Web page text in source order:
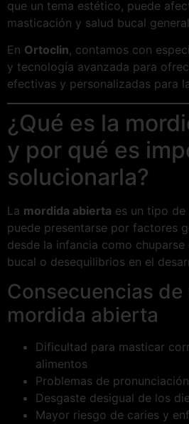
que un tema estético, puede
masticación y salud bucal
En Ortoclin, contamos con
y tecnología avanzada para
efectivas y personalizadas para
¿Qué es la
y por qué es
solucionarla?
La mordida abierta es un tipo de
puede presentarse por factores
desde la infancia como
bucal o desequilibrios en el
Consecuencias
mordida abierta
Dificultad para masticar
alimentos
Problemas de
Desgaste desigual de los
Mayor riesgo de caries y